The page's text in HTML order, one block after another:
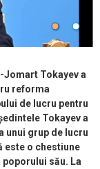
Jomart Tokayev a
reforma
de lucru pentru
Tokayev a
unui grup de lucru
este o chestiune
său. La